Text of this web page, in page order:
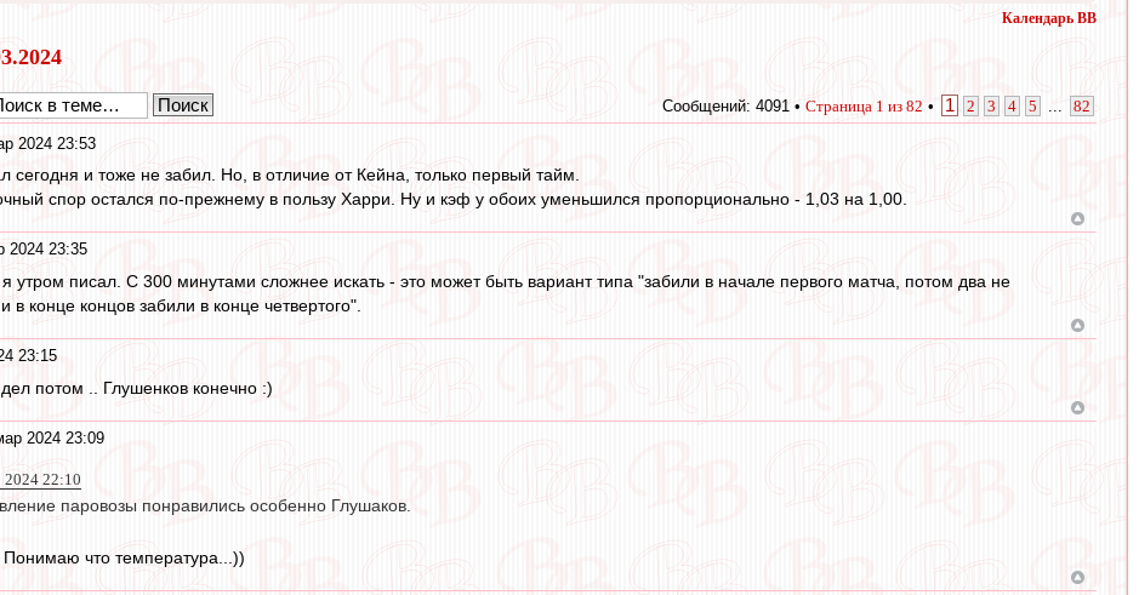
Календарь ВВ
Сообщений: 4091 • Страница 1 из 82 • 1 2 3 4 5 82
2024 23:53
сегодня и тоже не забил. Но, в отличие от Кейна, только первый тайм.
спор остался по-прежнему в пользу Харри. Ну и кэф у обоих уменьшился пропорционально - 1,03 на 1,00.
2024 23:35
я утром писал. С 300 минутами сложнее искать - это может быть вариант типа "забили в начале первого матча, потом два не
в конце концов забили в конце четвертого".
23:15
потом .. Глушенков конечно :)
2024 23:09
2024 22:10
паровозы понравились особенно Глушаков.
Понимаю что температура...))